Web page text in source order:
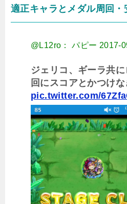
適正キャラとメダル周回
@L12ro： パピー 2017-
ジェリコ、ギーラ共
回にスコアとかつけな
pic.twitter.com/